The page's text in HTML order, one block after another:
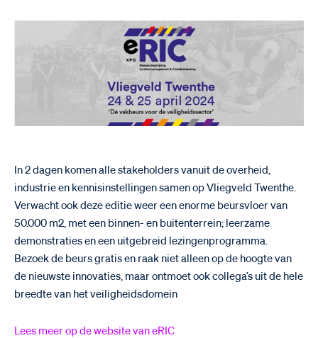
In 2 dagen komen alle stakeholders vanuit de overheid,
industrie en kennisinstellingen samen op Vliegveld Twenthe.
Verwacht ook deze editie weer een enorme beursvloer van
50.000 m2, met een binnen- en buitenterrein; leerzame
demonstraties en een uitgebreid lezingenprogramma.
Bezoek de beurs gratis en raak niet alleen op de hoogte van
de nieuwste innovaties, maar ontmoet ook collega’s uit de hele
breedte van het veiligheidsdomein
Lees meer op de website van eRIC